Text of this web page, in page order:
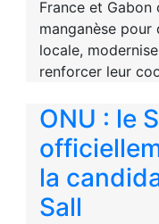
France et
manganèse
locale,
renforcer leur
ONU : le
la
Sall